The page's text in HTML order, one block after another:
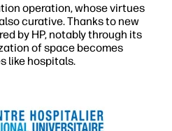
operation, whose virtues
curative. Thanks to new
by HP, notably through its
of space becomes
like hospitals.